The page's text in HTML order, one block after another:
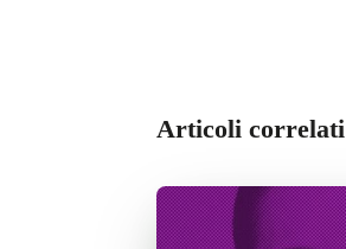
Articoli correlati